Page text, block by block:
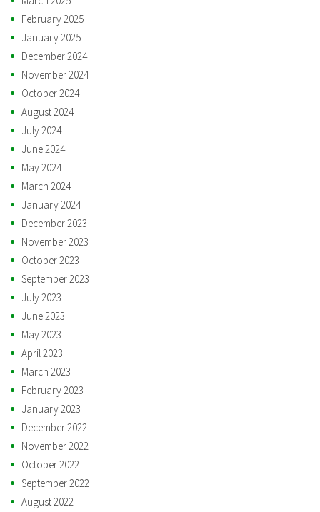
February 2025
January 2025
December 2024
November 2024
October 2024
August 2024
July 2024
June 2024
May 2024
March 2024
January 2024
December 2023
November 2023
October 2023
September 2023
July 2023
June 2023
May 2023
April 2023
March 2023
February 2023
January 2023
December 2022
November 2022
October 2022
September 2022
August 2022